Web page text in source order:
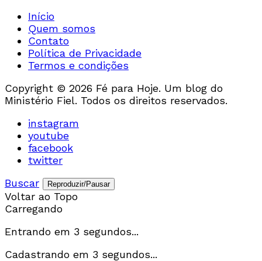
Início
Quem somos
Contato
Política de Privacidade
Termos e condições
Copyright © 2026 Fé para Hoje. Um blog do
Ministério Fiel. Todos os direitos reservados.
instagram
youtube
facebook
twitter
Buscar
Reproduzir/Pausar
Voltar ao Topo
Carregando
Entrando em 3 segundos...
Cadastrando em 3 segundos...